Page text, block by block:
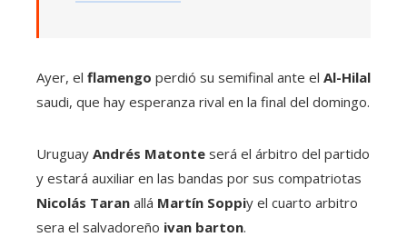
Ayer, el flamengo perdió su semifinal ante el Al-Hilal
saudi, que hay esperanza rival en la final del domingo.
Uruguay Andrés Matonte será el árbitro del partido
y estará auxiliar en las bandas por sus compatriotas
Nicolás Taran allá Martín Soppiy el cuarto arbitro
sera el salvadoreño ivan barton.